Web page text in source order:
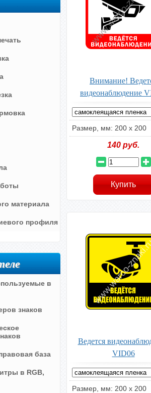
Внимание!
видеонаблюдение
Размер, мм: 200 х 200
140 руб.
Ведется
VID06
Размер, мм: 200 х 200
материала
профиля
в
знаков
база
в RGB,